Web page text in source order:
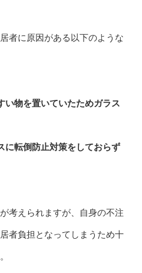
者に原因がある以下のような
い物を置いていたためガラス
に転倒防止対策をしておらず
考えられますが、自身の不注
者負担となってしまうため十